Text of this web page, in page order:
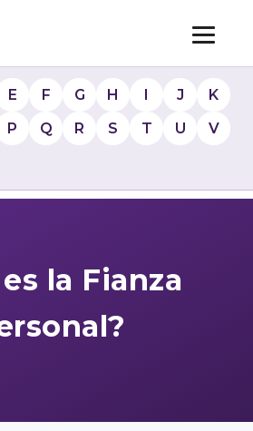
E F G H I J
K
P Q R S T U
V
la Fianza